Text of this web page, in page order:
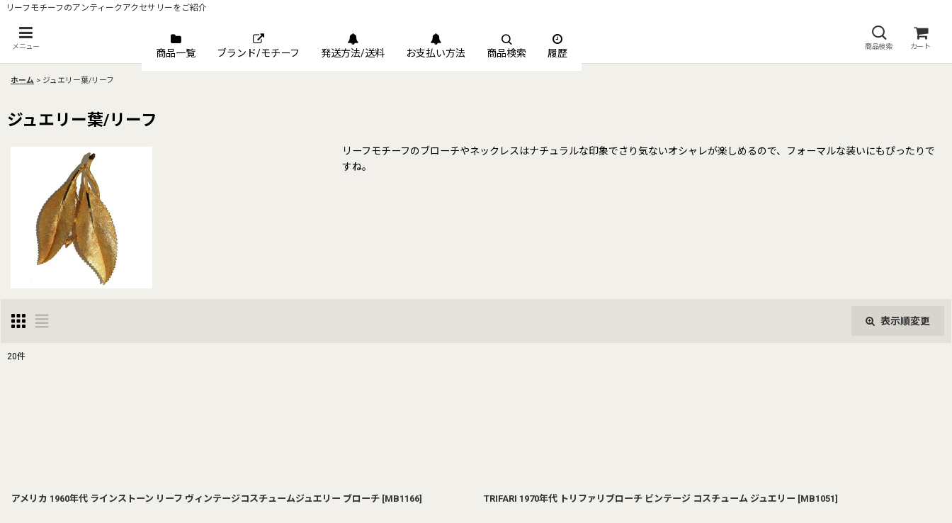
リーフモチーフのアンティークアクセサリーをご紹介
メニュー 商品検索 カート
商品一覧 ブランド/モチーフ 発送方法/送料 お支払い方法 商品検索 履歴
ホーム > ジュエリー葉/リーフ
ジュエリー葉/リーフ
リーフモチーフのブローチやネックレスはナチュラルな印象でさり気ないオシャレが楽しめるので、フォーマルな装いにもぴったりで
すね。
表示順変更
20件
アメリカ 1960年代 ラインストーン リーフ ヴィンテージコスチュームジュエリー ブローチ [MB1166] TRIFARI 1970年代 トリファリブローチ ビンテージ コスチューム ジュエリー [MB1051]